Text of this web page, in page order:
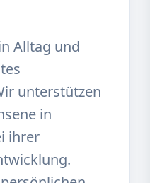
Alltag und
unterstützen
in
ihrer